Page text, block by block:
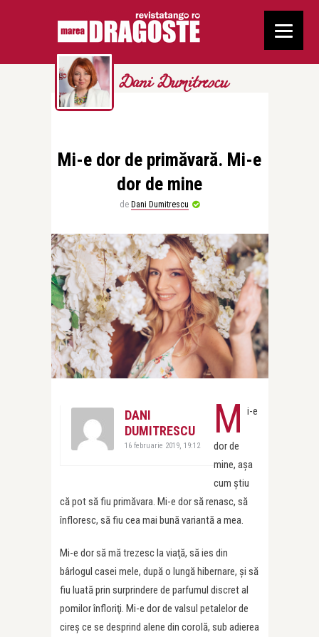
Dani Dumitrescu
Mi-e dor de primăvară. Mi-e
dor de mine
de Dani Dumitrescu
DANI
DUMITRESCU
16 februarie 2019, 19:12
M i-e
dor de
mine, aşa
cum ştiu
că pot să fiu primăvara. Mi-e dor să renasc, să
înfloresc, să fiu cea mai bună variantă a mea.
Mi-e dor să mă trezesc la viaţă, să ies din
bârlogul casei mele, după o lungă hibernare, şi să
fiu luată prin surprindere de parfumul discret al
pomilor înfloriţi. Mi-e dor de valsul petalelor de
cireş ce se desprind alene din corolă, sub adierea